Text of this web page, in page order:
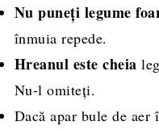
Nu puneți legume
înmuia repede.
Hreanul este cheia
Nu-l omiteți.
Dacă apar bule de